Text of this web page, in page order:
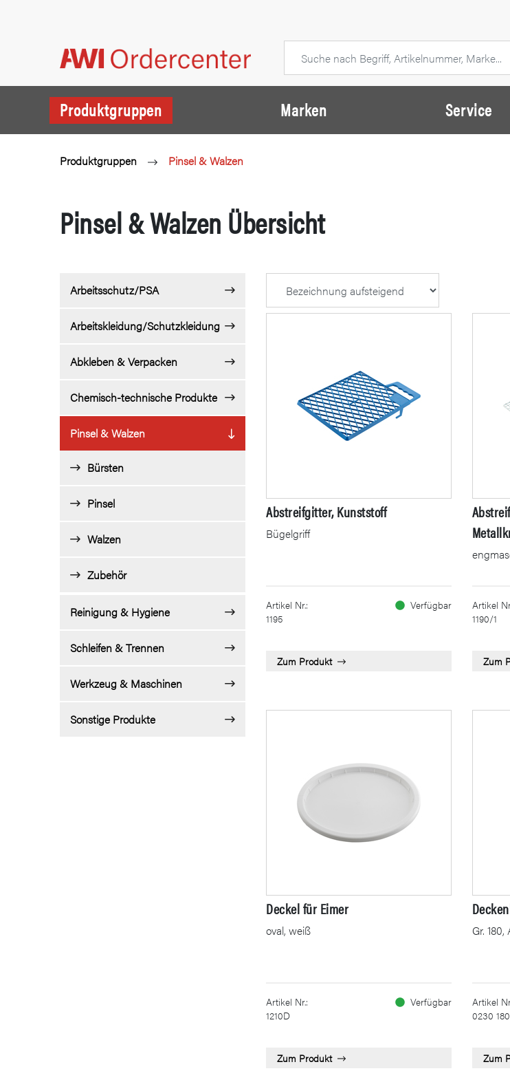
Produktgruppen Marken Service
Produktgruppen Pinsel & Walzen
Pinsel & Walzen Übersicht
Arbeitsschutz/PSA
Arbeitskleidung/Schutzkleidung
Abkleben & Verpacken
Chemisch-technische Produkte
Pinsel & Walzen
Bürsten
Pinsel
Walzen
Zubehör
Reinigung & Hygiene
Schleifen & Trennen
Werkzeug & Maschinen
Sonstige Produkte
Abstreifgitter, Kunststoff
Bügelgriff
Artikel Nr.:
1195
Verfügbar
Zum Produkt
Artikel
1190/1
Zum
Deckel für Eimer
oval, weiß
Artikel Nr.:
1210D
Verfügbar
Zum Produkt
Gr.
Artikel
0230 180
Zum